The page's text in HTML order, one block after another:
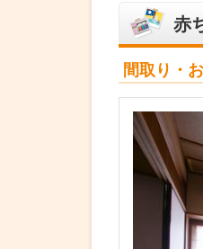
赤
間取り・